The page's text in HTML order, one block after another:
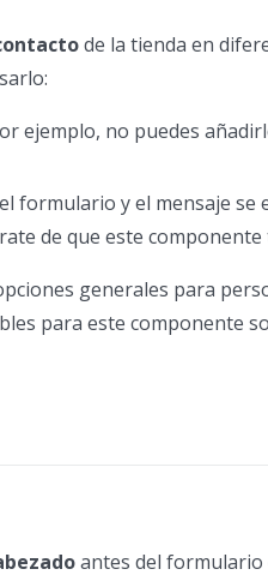
de la tienda en
ejemplo, no puedes
formulario y el mensaje se
de que este
generales para
para este componente
antes del formulario